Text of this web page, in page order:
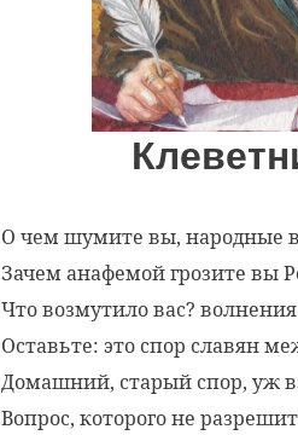
О чем шумите вы, народные
Зачем анафемой грозите вы
Что возмутило вас?
Оставьте: это спор славян
Домашний, старый спор, уж
Вопрос, которого не